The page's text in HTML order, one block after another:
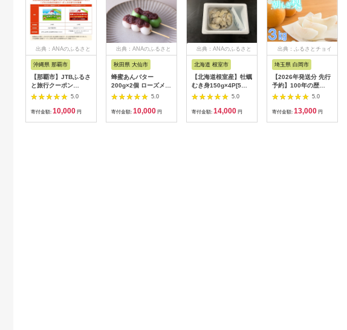
出典：ANAのふるさと
沖縄県 那覇市
【那覇市】JTBふるさ
と旅行クーポン
（3,000円分）有効期
間3年（Eメール発
行）｜旅行 トラベル
5.0
寄付金額: 10,000 円
出典：ANAのふるさと
秋田県 大仙市
蜂蜜あんバター
200g×2個 ローズメイ
[あんバター はちみ
つ 発酵バター あん
こ 水あめ不使用 秋
5.0
寄付金額: 10,000 円
出典：ANAのふるさと
北海道 根室市
【北海道根室産】牡蠣
むき身150g×4P[5月
下旬以降発送] A-
5.0
寄付金額: 14,000 円
出典：ふるさとチョイ
埼玉県 白岡市
【2026年発送分 先行
予約】100年の歴
史！！ アライファー
ムの「朝もぎ梨」幸
水・豊水・あきづき
5.0
寄付金額: 13,000 円